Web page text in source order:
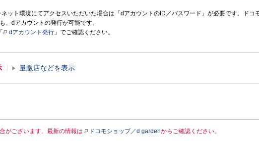
ット環境にてアクセスいただいた場合は「dアカウントのID／パスワード」が必要です。ドコ
、dアカウントの発行が可能です。
dアカウント発行 」でご確認ください。
量販店などを表示
がございます。最新の情報は ドコモショップ／d gardenからご確認ください。